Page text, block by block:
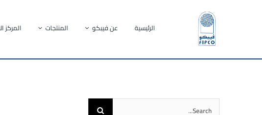
الرئيسية عن فيبكو المنتجات المركز
Search